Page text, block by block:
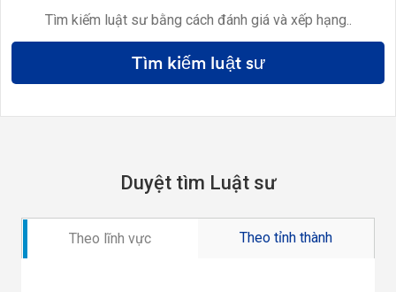
Tìm kiếm luật sư bằng cách đánh giá và xếp hạng..
Tìm kiếm luật sư
Duyệt tìm Luật sư
Theo lĩnh vực Theo tỉnh thành